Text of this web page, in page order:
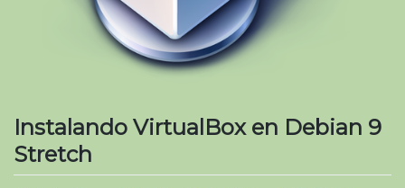
Instalando VirtualBox en Debian 9
Stretch